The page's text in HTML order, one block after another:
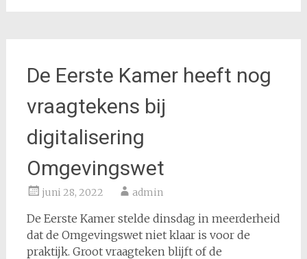
De Eerste Kamer heeft nog
vraagtekens bij
digitalisering
Omgevingswet
juni 28, 2022 admin
De Eerste Kamer stelde dinsdag in meerderheid
dat de Omgevingswet niet klaar is voor de
praktijk. Groot vraagteken blijft of de